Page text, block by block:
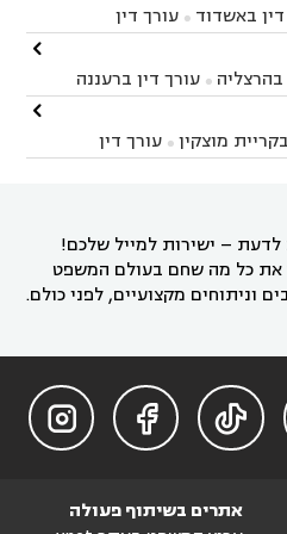
באשדוד 
עורך דין
עורך דין בגן יבנה
בערד
עורך דין בקרית מלאכי
בהרצליה  עורך דין ברעננה
בכפר סבא
עורך דין בהוד
 עורך דין בקדימה

מוצקין 
עורך דין
אתא
עורך דין

– ישירות למייל שלכם!
את כל מה שחם בעולם המשפט
וניתוחים מקצועיים, לפני כולם.



אתרים בשיתוף פעולה